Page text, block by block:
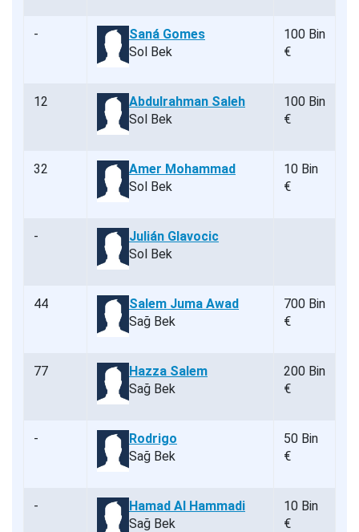
-
Saná Gomes
Sol Bek
100 Bin
€
12
Abdulrahman Saleh
Sol Bek
100 Bin
€
32
Amer Mohammad
Sol Bek
10 Bin
€
-
Julián Glavocic
Sol Bek
44
Salem Juma Awad
Sağ Bek
700 Bin
€
77
Hazza Salem
Sağ Bek
200 Bin
€
-
Rodrigo
Sağ Bek
50 Bin
€
-
Hamad Al Hammadi
Sağ Bek
10 Bin
€